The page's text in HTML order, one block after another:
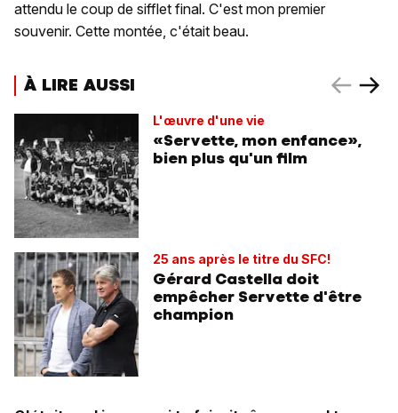
attendu le coup de sifflet final. C'est mon premier
souvenir. Cette montée, c'était beau.
À LIRE AUSSI
L'œuvre d'une vie
«Servette, mon enfance»,
bien plus qu'un film
25 ans après le titre du SFC!
Gérard Castella doit
empêcher Servette d'être
champion